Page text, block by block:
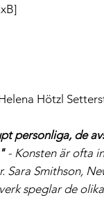
Hötzl
personliga, de
- Konsten är ofta
Sara Smithson,
speglar de